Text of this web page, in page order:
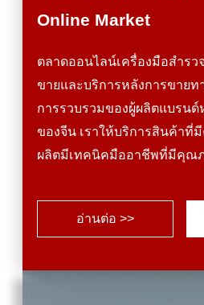
Online Market
ตลาดออนไลน์เครื่องมือสํารว
ขายและบริการหลังการขาย
การรวบรวมของผู้ผลิตแบรน
ของจีน เราให้บริการสินค้าที่
ผลิตมีเทคนิคมืออาชีพที่มีคุณ
คุณภาพสากล และได้รับการ
หลากหลายตลาดที่แตกต่างกั
ขั้นตอนของการผลิต ทําให้เร
พอใจจากลูกค้าผลลัพธ์ของ
อ่านต่อ >>